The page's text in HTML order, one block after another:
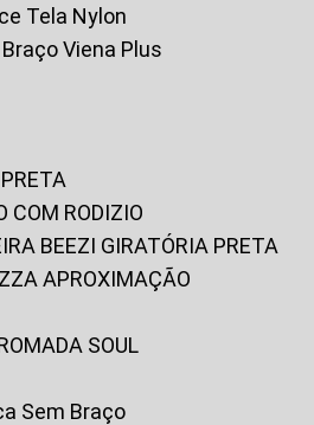
Tela Nylon
Viena Plus
COM RODIZIO
BEEZI GIRATÓRIA PRETA
APROXIMAÇÃO
SOUL
Sem Braço